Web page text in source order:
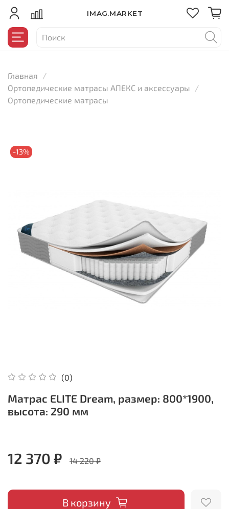
IMAG.MARKET
Главная
Ортопедические матрасы АПЕКС и аксессуары
Ортопедические матрасы
-13%
(0)
Матрас ELITE Dream, размер: 800*1900,
высота: 290 мм
12 370 ₽ 14 220 ₽
В корзину